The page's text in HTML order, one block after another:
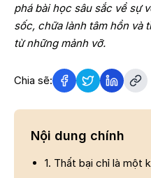
phá bài học sâu sắc về sự
sốc, chữa lành tâm hồn và
từ những mảnh vỡ.
Chia sẽ:
Nội dung chính
1. Thất bại chỉ là một